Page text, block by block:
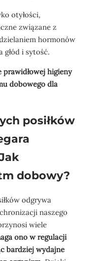
otyłości,
związane z
hormonów
głód i sytość.
higieny
dobowego dla
posiłków
dobowy?
odgrywa
naszego
wiele
ono w regulacji
bardziej wydajne